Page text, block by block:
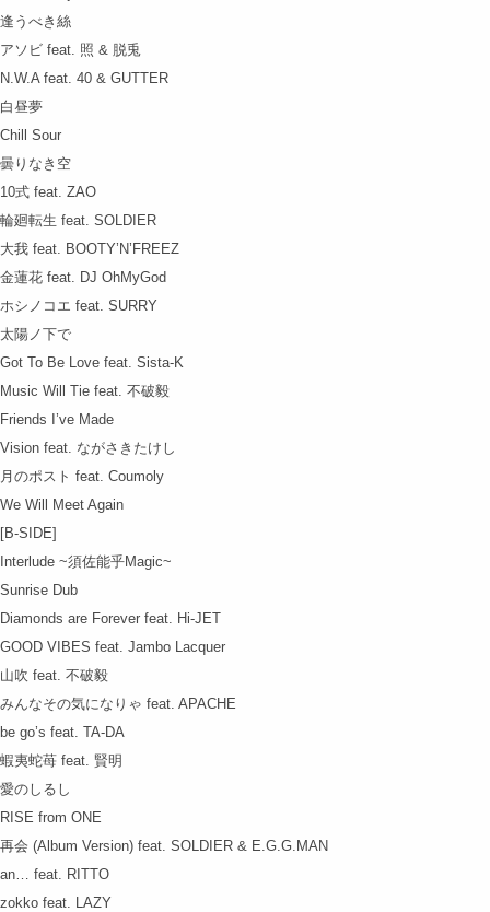
逢うべき絲
アソビ feat. 照 & 脱兎
N.W.A feat. 40 & GUTTER
白昼夢
Chill Sour
曇りなき空
10式 feat. ZAO
輪廻転生 feat. SOLDIER
大我 feat. BOOTY’N’FREEZ
金蓮花 feat. DJ OhMyGod
ホシノコエ feat. SURRY
太陽ノ下で
Got To Be Love feat. Sista-K
Music Will Tie feat. 不破毅
Friends I’ve Made
Vision feat. ながさきたけし
月のポスト feat. Coumoly
We Will Meet Again
[B-SIDE]
Interlude ~須佐能乎Magic~
Sunrise Dub
Diamonds are Forever feat. Hi-JET
GOOD VIBES feat. Jambo Lacquer
山吹 feat. 不破毅
みんなその気になりゃ feat. APACHE
be go’s feat. TA-DA
蝦夷蛇苺 feat. 賢明
愛のしるし
RISE from ONE
再会 (Album Version) feat. SOLDIER & E.G.G.MAN
an… feat. RITTO
zokko feat. LAZY